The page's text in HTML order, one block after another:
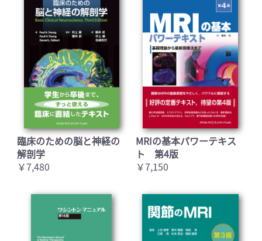
臨床のための脳と神経の
解剖学
￥7,480
MRIの基本パワーテキス
ト 第4版
￥7,150